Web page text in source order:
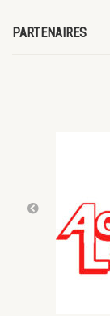
PARTENAIRES